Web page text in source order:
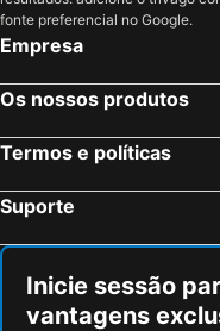
Cahors, Médios Pirinéus
Nice, Provença-Alpes-Costa Azul
Estrasburgo, Alsácia
Colmar, Alsácia Hotéis
fonte preferencial no Google.
Empresa
Os nossos produtos
Termos e políticas
Suporte
Inicie sessão
vantagens